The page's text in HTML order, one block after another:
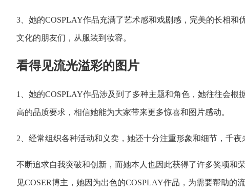
3、她的COSPLAY作品充满了艺术感和戏剧感，完美的长相
文化的朋友们，从服装到妆容。
看得见流光溢彩的图片
1、她的COSPLAY作品涉及到了多种主题和角色，她往往会
高的品质要求，相信她能为大家带来更多惊喜和图片感动。
2、经常组织各种活动和义卖，她还十分注重形象和细节，千夜
不断追求自我突破和创新，而她本人也因此获得了许多奖项和
见COSER博主，她因为出色的COSPLAY作品，为需要帮助的